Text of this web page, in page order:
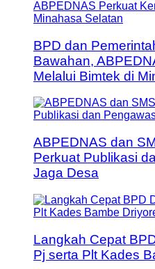
BPD dan
Bawahan,
Melalui Bimtek di
ABPEDNAS dan
Perkuat Publikasi
Jaga Desa
Langkah Cepat
Pj serta Plt Kades